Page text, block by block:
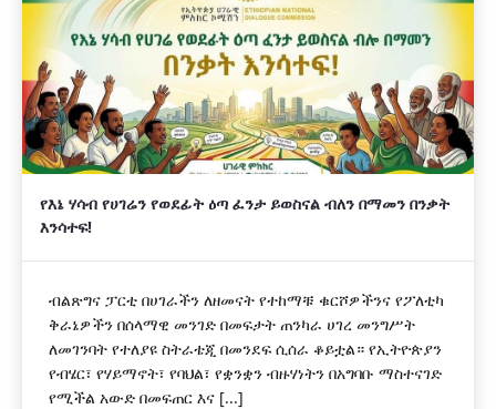
የእኔ ሃሳብ የሀገሬን የወደፊት ዕጣ ፈንታ ይወስናል ብለን በማመን በንቃት
እንሳተፍ!
ብልጽግና ፓርቲ በሀገራችን ለዘመናት የተከማቹ ቁርሾዎችንና የፖለቲካ
ቅራኔዎችን በሰላማዊ መንገድ በመፍታት ጠንካራ ሀገረ መንግሥት
ለመገንባት የተለያዩ ስትራቴጂ በመንደፍ ሲሰራ ቆይቷል። የኢትዮጵያን
የብሄር፣ የሃይማኖት፣ የባህል፣ የቋንቋን ብዙሃነትን በአግባቡ ማስተናገድ
የሚችል አውድ በመፍጠር እና [...]